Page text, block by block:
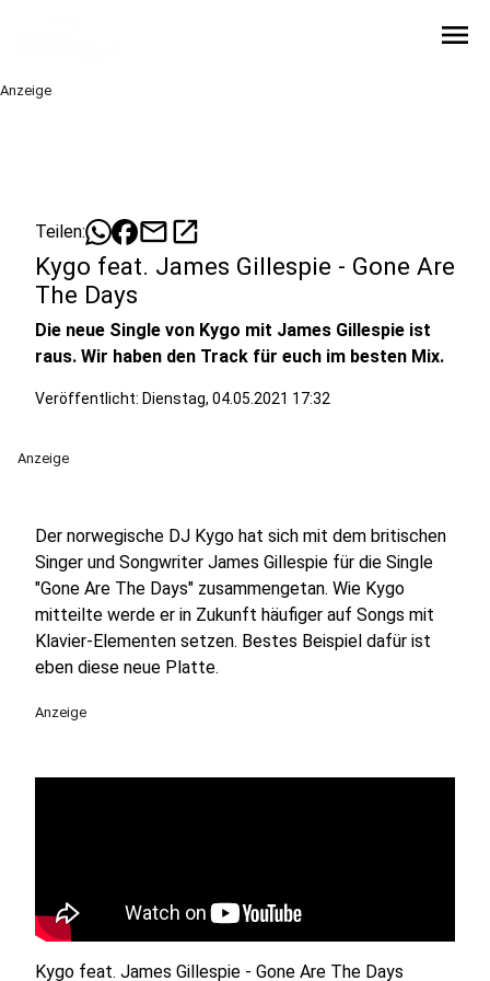
menu
Anzeige
Teilen: mailopen_in_new
Kygo feat. James Gillespie - Gone Are
The Days
Die neue Single von Kygo mit James Gillespie ist
raus. Wir haben den Track für euch im besten Mix.
Veröffentlicht: Dienstag, 04.05.2021 17:32
Anzeige
Der norwegische DJ Kygo hat sich mit dem britischen
Singer und Songwriter James Gillespie für die Single
"Gone Are The Days" zusammengetan. Wie Kygo
mitteilte werde er in Zukunft häufiger auf Songs mit
Klavier-Elementen setzen. Bestes Beispiel dafür ist
eben diese neue Platte.
Anzeige
Kygo feat. James Gillespie - Gone Are The Days